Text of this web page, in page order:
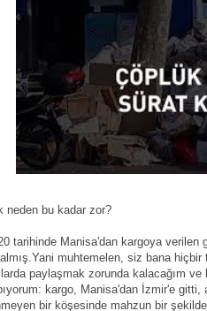
neden bu kadar zor?
tarihinde Manisa'dan kargoya verilen
muhtemelen, siz bana
paylaşmak zorunda kalacağım
kargo, Manisa'dan İzmir'e
bir köşesinde mahzun bir